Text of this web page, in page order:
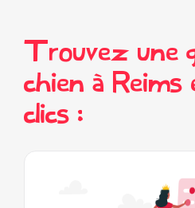
Trouvez une
chien à Reims
clics :